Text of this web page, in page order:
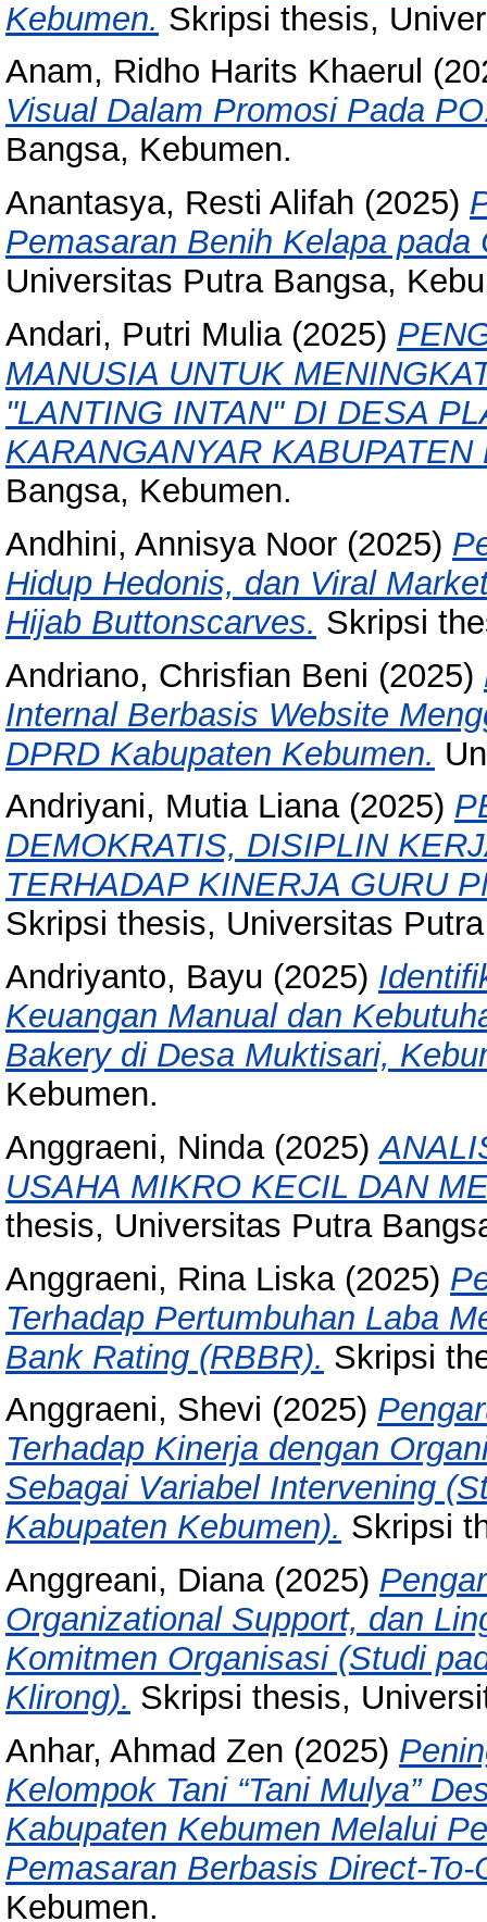
Kebumen. Skripsi thesis,
Anam, Ridho Harits Khaerul
Visual Dalam Promosi Pada
Bangsa, Kebumen.
Anantasya, Resti Alifah (2025)
Pemasaran Benih Kelapa
Universitas Putra Bangsa,
Andari, Putri Mulia(2025)
MANUSIA UNTUK
"LANTING INTAN" DI DESA
KARANGANYAR KABUPATEN
Bangsa, Kebumen.
Andhini, Annisya Noor (2025)
Hidup Hedonis, dan Viral
Hijab Buttonscarves. Skripsi
Andriano, Chrisfian Beni (2025)
Internal Berbasis Website
DPRD Kabupaten Kebumen.
Andriyani, Mutia Liana(2025)
DEMOKRATIS, DISIPLIN
TERHADAP KINERJA GURU
Skripsi thesis, Universitas
Andriyanto, Bayu (2025)
Keuangan Manual dan
Bakery di Desa Muktisari,
Kebumen.
Anggraeni, Ninda(2025)
USAHA MIKRO KECIL DAN
thesis, Universitas Putra
Anggraeni, Rina Liska(2025)
Terhadap Pertumbuhan Laba
Bank Rating (RBBR). Skripsi
Anggraeni, Shevi (2025)
Terhadap Kinerja dengan
Sebagai Variabel Intervening
Kabupaten Kebumen). Skripsi
Anggreani, Diana(2025)
Organizational Support, dan
Komitmen Organisasi (Studi
Klirong). Skripsi thesis,
Anhar, Ahmad Zen (2025)
Kelompok Tani “Tani Mulya”
Kabupaten Kebumen Melalui
Pemasaran Berbasis Direct-To-
Kebumen.